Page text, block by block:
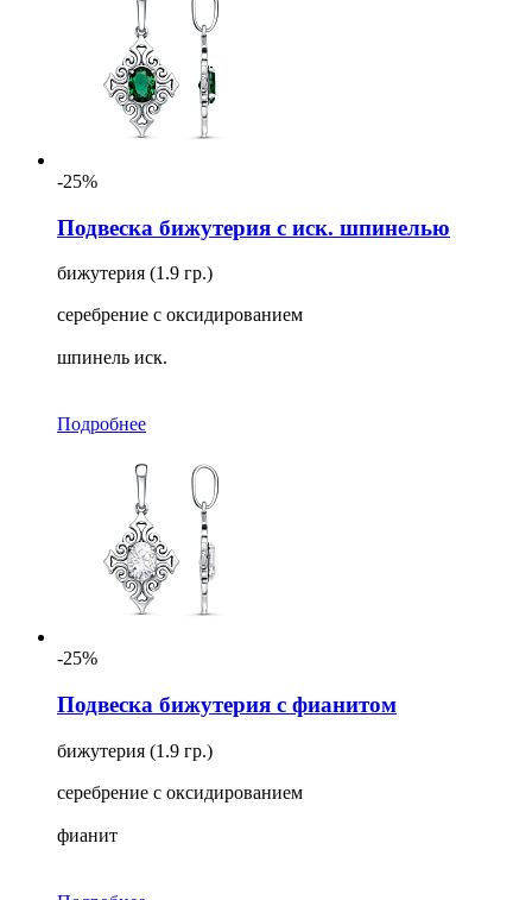
-25%
Подвеска бижутерия с иск. шпинелью
бижутерия (1.9 гр.)
серебрение с оксидированием
шпинель иск.
Подробнее
-25%
Подвеска бижутерия с фианитом
бижутерия (1.9 гр.)
серебрение с оксидированием
фианит